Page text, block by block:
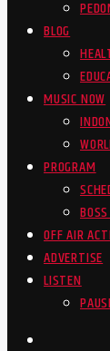
BLOG
MUSIC NOW
PROGRAM
OFF AIR
ADVERTISE
LISTEN